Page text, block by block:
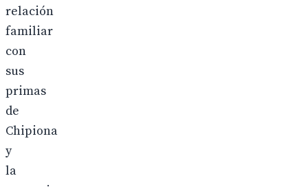
relación
familiar
con
sus
primas
de
Chipiona
y
la